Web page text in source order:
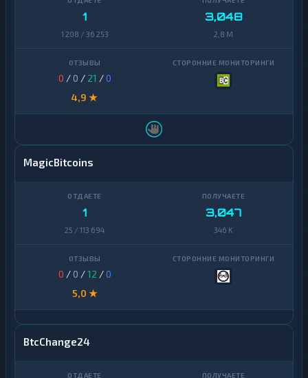
1
1 208 / 36 253
3,048
2,8 M
0 / 0 / 21 /0
4,9 ★
MagicBitcoins
1
25 / 113 694
3,047
346 K
0 / 0 /12 /0
5,0 ★
BtcChange24